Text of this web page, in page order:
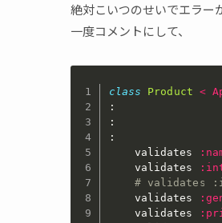
絶対こいつのせいでエラー
一度コメントにして、
class Product <
:
:
:
	validates
	validates
# validates
	validates
	validates